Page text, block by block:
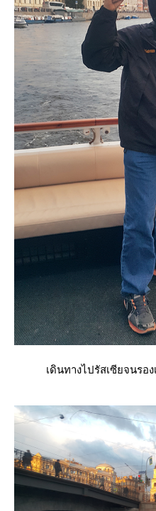
เดินทางไปรัสเซียจนรอ